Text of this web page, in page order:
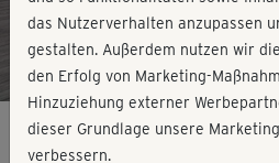
das Nutzerverhalten anzupassen
gestalten. Außerdem nutzen wir
den Erfolg von Marketing-
Hinzuziehung externer
dieser Grundlage unsere
verbessern.